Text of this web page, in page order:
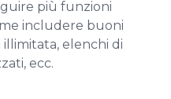
più funzioni
includere buoni
elenchi di
ecc.